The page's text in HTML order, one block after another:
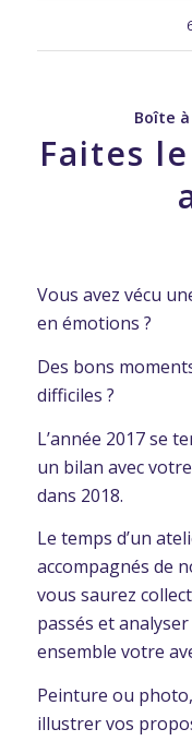
Boîte
Faites
Vous avez vécu
en émotions ?
Des bons
difficiles ?
L’année 2017 se
un bilan avec
dans 2018.
Le temps d’un
accompagnés de
vous saurez
passés et
ensemble votre
Peinture ou
illustrer vos